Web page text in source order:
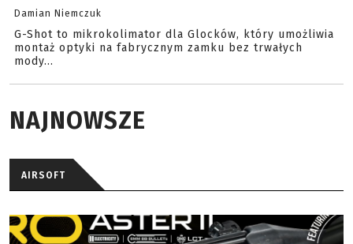
Damian Niemczuk
G-Shot to mikrokolimator dla Glocków, który umożliwia
montaż optyki na fabrycznym zamku bez trwałych
mody...
NAJNOWSZE
AIRSOFT